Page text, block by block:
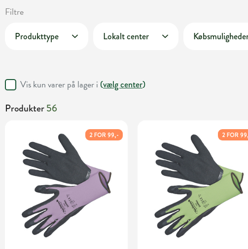
Filtre
Produkttype Lokalt center
Vis kun varer på lager i (vælg center)
Produkter56
2 FOR 99,- 2 FOR